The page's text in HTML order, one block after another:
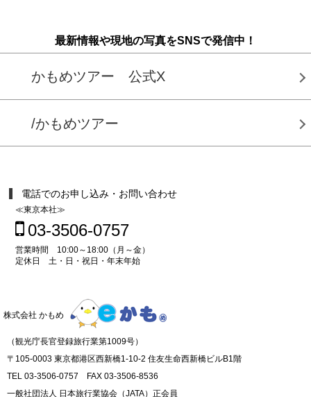
最新情報や現地の写真をSNSで発信中！
かもめツアー 公式X
/かもめツアー
電話でのお申し込み・お問い合わせ
≪東京本社≫
03-3506-0757
営業時間 10:00～18:00（月～金）
定休日 土・日・祝日・年末年始
株式会社 かもめ
（観光庁長官登録旅行業第1009号）
〒105-0003 東京都港区西新橋1-10-2 住友生命西新橋ビルB1階
TEL 03-3506-0757 FAX 03-3506-8536
一般社団法人 日本旅行業協会（JATA）正会員